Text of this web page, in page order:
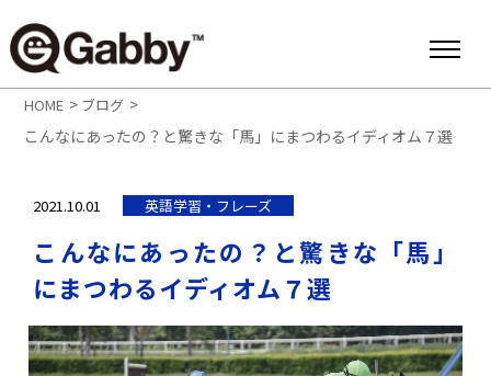
HOME > ブログ >
こんなにあったの？と驚きな「馬」にまつわるイディオム７選
2021.10.01 英語学習・フレーズ
こんなにあったの？と驚きな「馬」
にまつわるイディオム７選